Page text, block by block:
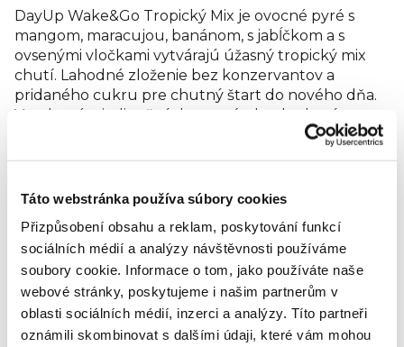
Táto webstránka používa súbory cookies
Přizpůsobení obsahu a reklam, poskytování funkcí
sociálních médií a analýzy návštěvnosti používáme
soubory cookie. Informace o tom, jako používáte naše
webové stránky, poskytujeme i našim partnerům v
oblasti sociálních médií, inzerci a analýzy. Títo partneři
oznámili skombinovat s dalšími údaji, které vám mohou
Vláknina 2,3 g
Bielkoviny 1,3 g
Soľ 0,02 g
DayUp Wake&Go Tropický Mix je ovocné pyré s
mangom, maracujou, banánom, s jabĺčkom a s
ovsenými vločkami vytvárajú úžasný tropický mix
chutí. Lahodné zloženie bez konzervantov a
pridaného cukru pre chutný štart do nového dňa.
Vyrobené z jedinečných surovín, bezlepkový,
mangový pretlak 25 %, voda, banánový pretlak 9 %,
ovsený extrakt bezlepkový 8 %, ovsené vločky
bezlepkové 5 %, marakujový pretlak 3 %, citrónový
koncentrát.
Energia 106 kcal / 448 kJ
Tuky 1,1 g
Tuky, z toho nasýtené mastné kyseliny 0,2 g